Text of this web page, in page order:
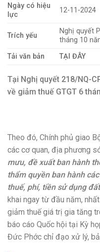
Ngày có hiệu
lực
12-11-2024
Trích yếu
Nghị quyết
tháng 10
Tải văn bản
TẠI ĐÂY
Tại Nghị quyết 218/NQ-
về giảm thuế GTGT 6
Theo đó, Chính phủ giao
các cơ quan, địa phương
mưu, đề xuất ban hành
thẩm quyền ban hành
thuế, phí, tiền sử dụng
khai ngay từ đầu năm,
giảm thuế giá trị gia tăng
báo cáo Quốc hội tại Kỳ
Đức Phớc chỉ đạo xử lý,